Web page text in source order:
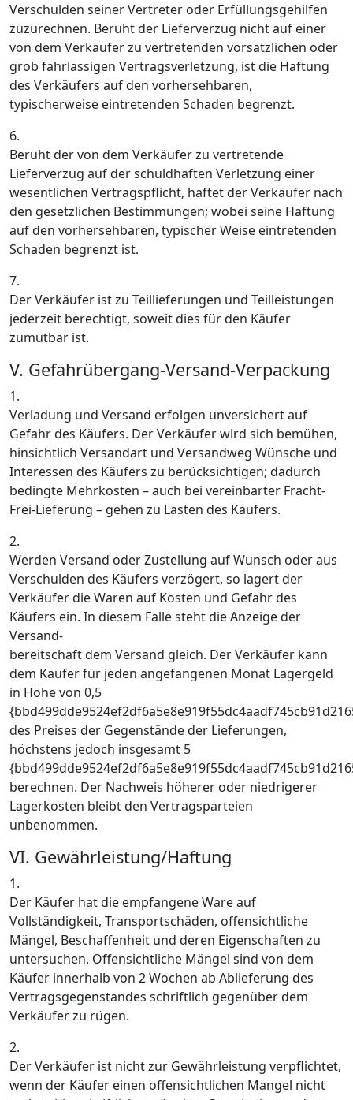
Verschulden seiner Vertreter oder Erfüllungsgehilfen
zuzurechnen. Beruht der Lieferverzug nicht auf einer
von dem Verkäufer zu vertretenden vorsätzlichen oder
grob fahrlässigen Vertragsverletzung, ist die Haftung
des Verkäufers auf den vorhersehbaren,
typischerweise eintretenden Schaden begrenzt.
6.
Beruht der von dem Verkäufer zu vertretende
Lieferverzug auf der schuldhaften Verletzung einer
wesentlichen Vertragspflicht, haftet der Verkäufer nach
den gesetzlichen Bestimmungen; wobei seine Haftung
auf den vorhersehbaren, typischer Weise eintretenden
Schaden begrenzt ist.
7.
Der Verkäufer ist zu Teillieferungen und Teilleistungen
jederzeit berechtigt, soweit dies für den Käufer
zumutbar ist.
V. Gefahrübergang-Versand-Verpackung
1.
Verladung und Versand erfolgen unversichert auf
Gefahr des Käufers. Der Verkäufer wird sich bemühen,
hinsichtlich Versandart und Versandweg Wünsche und
Interessen des Käufers zu berücksichtigen; dadurch
bedingte Mehrkosten – auch bei vereinbarter Fracht-
Frei-Lieferung – gehen zu Lasten des Käufers.
2.
Werden Versand oder Zustellung auf Wunsch oder aus
Verschulden des Käufers verzögert, so lagert der
Verkäufer die Waren auf Kosten und Gefahr des
Käufers ein. In diesem Falle steht die Anzeige der
Versand-
bereitschaft dem Versand gleich. Der Verkäufer kann
dem Käufer für jeden angefangenen Monat Lagergeld
in Höhe von 0,5
des Preises der Gegenstände der Lieferungen,
höchstens jedoch insgesamt 5
berechnen. Der Nachweis höherer oder niedrigerer
Lagerkosten bleibt den Vertragsparteien
unbenommen.
VI. Gewährleistung/Haftung
1.
Der Käufer hat die empfangene Ware auf
Vollständigkeit, Transportschäden, offensichtliche
Mängel, Beschaffenheit und deren Eigenschaften zu
untersuchen. Offensichtliche Mängel sind von dem
Käufer innerhalb von 2 Wochen ab Ablieferung des
Vertragsgegenstandes schriftlich gegenüber dem
Verkäufer zu rügen.
2.
Der Verkäufer ist nicht zur Gewährleistung verpflichtet,
wenn der Käufer einen offensichtlichen Mangel nicht